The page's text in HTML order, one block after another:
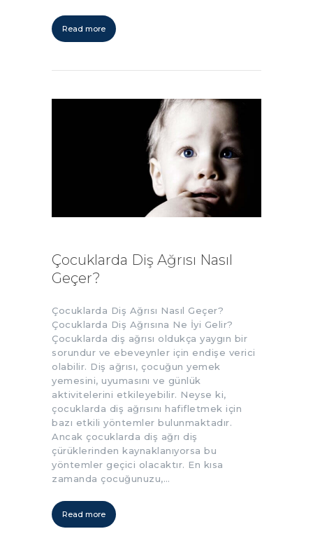
İLETIŞIM
Read more
Çocuklarda Diş Ağrısı Nasıl
Geçer?
Çocuklarda Diş Ağrısı Nasıl Geçer?
Çocuklarda Diş Ağrısına Ne İyi Gelir?
Çocuklarda diş ağrısı oldukça yaygın bir
sorundur ve ebeveynler için endişe verici
olabilir. Diş ağrısı, çocuğun yemek
yemesini, uyumasını ve günlük
aktivitelerini etkileyebilir. Neyse ki,
çocuklarda diş ağrısını hafifletmek için
bazı etkili yöntemler bulunmaktadır.
Ancak çocuklarda diş ağrı diş
çürüklerinden kaynaklanıyorsa bu
yöntemler geçici olacaktır. En kısa
zamanda çocuğunuzu,…
Read more